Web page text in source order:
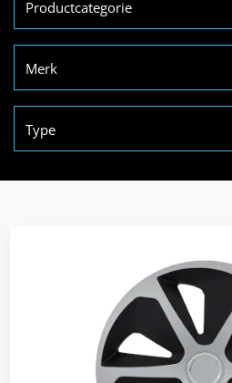
Productcategorie
Merk
Type